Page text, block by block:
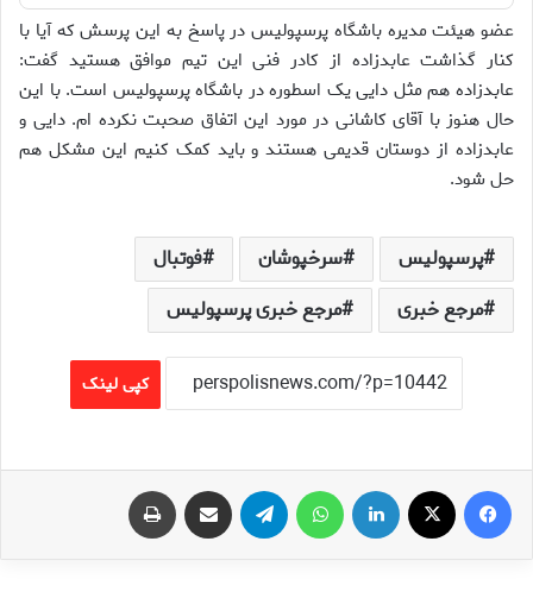
عضو هیئت مدیره باشگاه پرسپولیس در پاسخ به این پرسش که آیا با
کنار گذاشت عابدزاده از کادر فنی این تیم موافق هستید گفت:
عابدزاده هم مثل دایی یک اسطوره در باشگاه پرسپولیس است. با این
حال هنوز با آقای کاشانی در مورد این اتفاق صحبت نکرده ام. دایی و
عابدزاده از دوستان قدیمی هستند و باید کمک کنیم این مشکل هم
حل شود.
پرسپولیس سرخپوشان
فوتبال
مرجع خبری
مرجع خبری پرسپولیس
کپی لینک
فیس بوک لینکدین تلگرام اشتراک گذاری از طریق ایمیل